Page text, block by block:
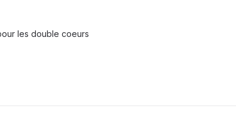
les double coeurs